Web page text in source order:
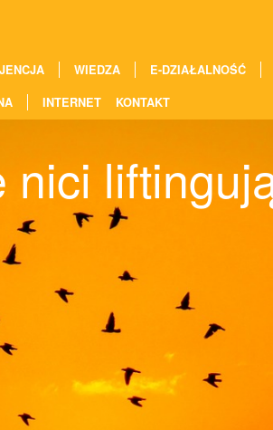
WIEDZA E-DZIAŁALNOŚĆ
INTERNET KONTAKT